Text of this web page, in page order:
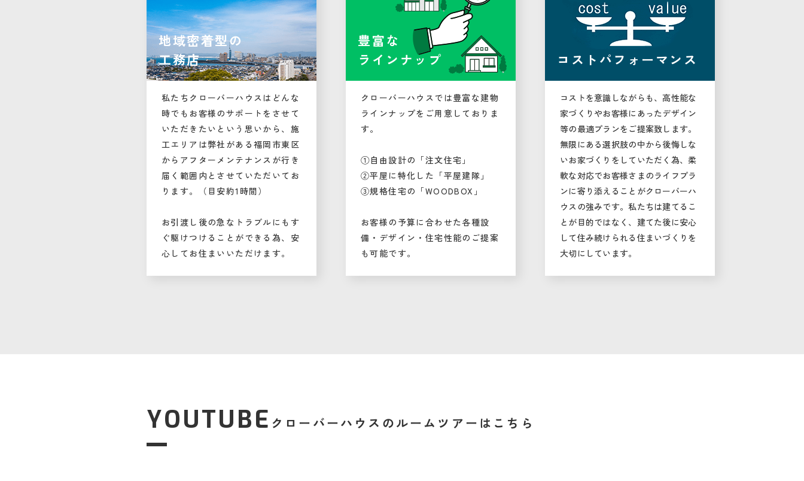
地域密着型の
工務店
私たちクローバーハウスはどんな
時でもお客様のサポートをさせて
いただきたいという思いから、施
工エリアは弊社がある福岡市東区
からアフターメンテナンスが行き
届く範囲内とさせていただいてお
ります。（目安約1時間）
お引渡し後の急なトラブルにもす
ぐ駆けつけることができる為、安
心してお住まいいただけます。
豊富な
ラインナップ
クローバーハウスでは豊富な建物
ラインナップをご用意しておりま
す。
①自由設計の「注文住宅」
②平屋に特化した「平屋建隊」
③規格住宅の「WOODBOX」
お客様の予算に合わせた各種設
備・デザイン・住宅性能のご提案
も可能です。
コストパフォーマンス
コストを意識しながらも、高性能な
家づくりやお客様にあったデザイン
等の最適プランをご提案致します。
無限にある選択肢の中から後悔しな
いお家づくりをしていただく為、柔
軟な対応でお客様さまのライフプラ
ンに寄り添えることがクローバーハ
ウスの強みです。私たちは建てるこ
とが目的ではなく、建てた後に安心
して住み続けられる住まいづくりを
大切にしています。
クローバーハウスのルームツアーはこちら
YOUTUBE